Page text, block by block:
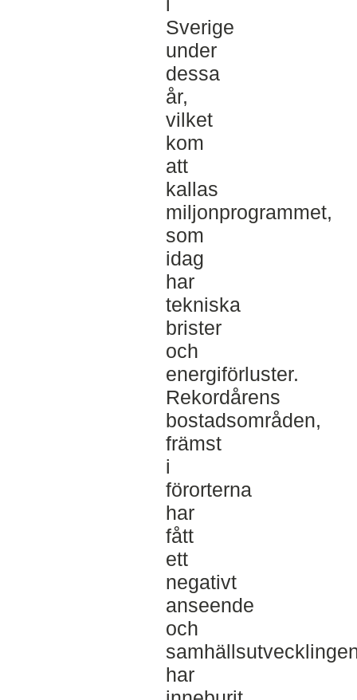
Sverige
under
dessa
år,
vilket
kom
att
kallas
miljonprogrammet,
som
idag
har
tekniska
brister
och
energiförluster.
Rekordårens
bostadsområden,
främst
i
förorterna
har
fått
ett
negativt
anseende
och
har